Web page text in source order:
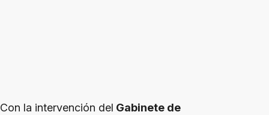
Con la intervención del Gabinete de